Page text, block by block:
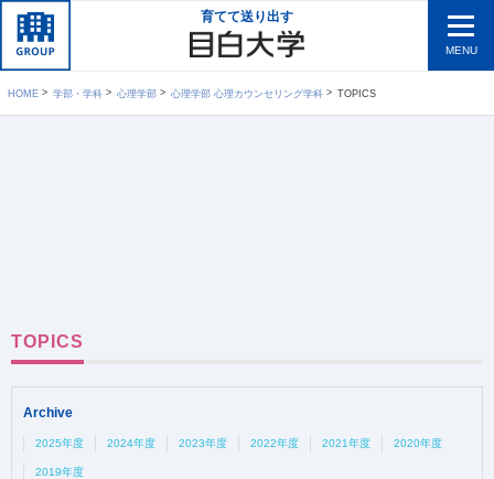
育てて送り出す
MENU
HOME 学部・学科 心理学部 心理学部 心理カウンセリング学科 TOPICS
TOPICS
Archive
2025年度 2024年度 2023年度 2022年度 2021年度 2020年度
2019年度